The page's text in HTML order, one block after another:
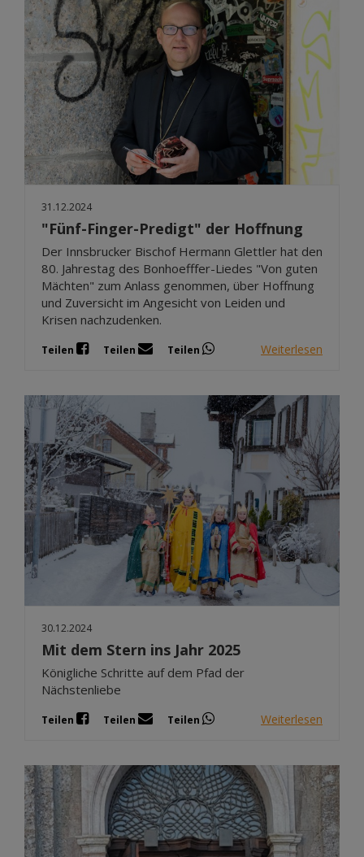
Jun 2026
Mai 2026
Apr 2026
Mär 2026
Feb 2026
Jan 2026
Dez 2025
Nov 2025
31.12.2024
"Fünf-Finger-Predigt" der Hoffnung
Der Innsbrucker Bischof Hermann Glettler hat den
80. Jahrestag des Bonhoefffer-Liedes "Von guten
Mächten" zum Anlass genommen, über Hoffnung
und Zuversicht im Angesicht von Leiden und
Krisen nachzudenken.
Teilen Teilen Teilen Weiterlesen
30.12.2024
Mit dem Stern ins Jahr 2025
Königliche Schritte auf dem Pfad der
Nächstenliebe
Teilen Teilen Teilen Weiterlesen